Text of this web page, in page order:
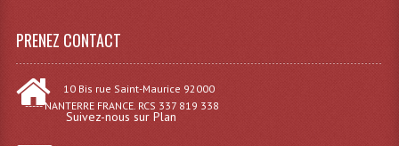
Lumière
PRENEZ CONTACT
10 Bis rue Saint-Maurice 92000
----- NANTERRE FRANCE. RCS 337 819 338
Suivez-nous sur Plan